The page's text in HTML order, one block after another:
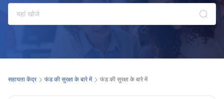
समुदाय
कंपनी
हिन्दी
सहायता केंद्र फंड की सुरक्षा के बारे में फंड की सुरक्षा के बारे में